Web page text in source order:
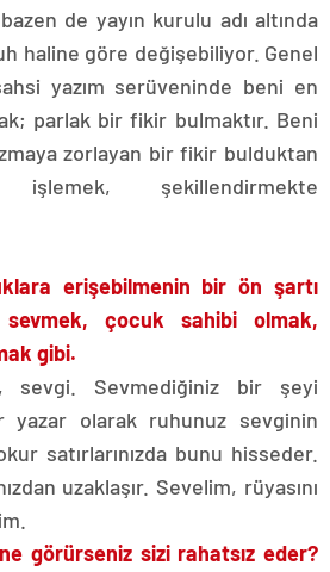
de yayın kurulu adı altında
haline göre değişebiliyor. Genel
yazım serüveninde beni en
parlak bir fikir bulmaktır. Beni
zorlayan bir fikir bulduktan
şekillendirmekte
erişebilmenin bir ön şartı
sevmek, çocuk sahibi olmak,
gibi.
Sevmediğiniz bir şeyi
yazar olarak ruhunuz sevginin
satırlarınızda bunu hisseder.
uzaklaşır. Sevelim, rüyasını
görürseniz sizi rahatsız eder?